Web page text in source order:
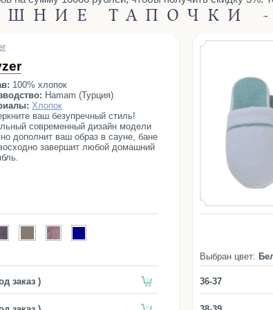
ТАПОЧКИ
100% хлопок
Hamam (Турция)
Хлопок
ваш безупречный стиль!
современный дизайн модели
дополнит ваш образ в сауне, бане
завершит любой домашний
заказ )
Выбран цвет:
36-37